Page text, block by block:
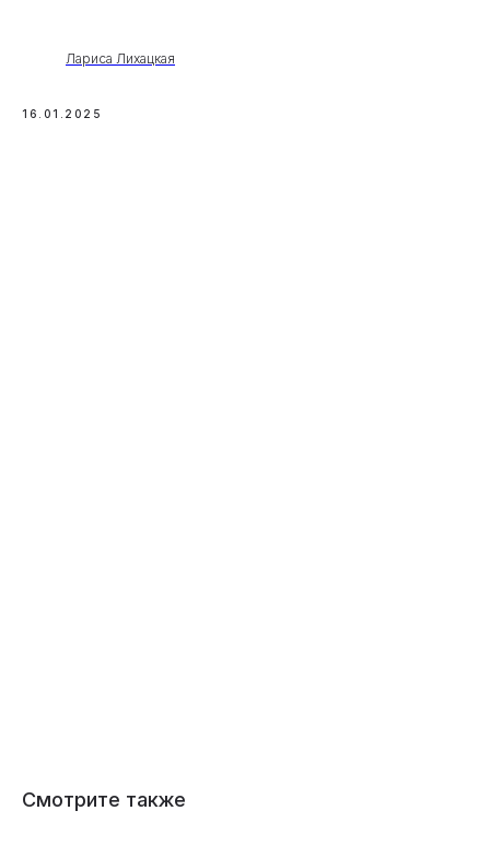
Лариса Лихацкая
16.01.2025
Смотрите также